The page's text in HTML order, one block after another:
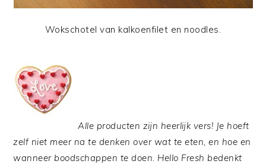
Wokschotel van kalkoenfilet en noodles.
Alle producten zijn heerlijk vers! Je hoeft
zelf niet meer na te denken over wat te eten, en hoe en
wanneer boodschappen te doen. Hello Fresh bedenkt